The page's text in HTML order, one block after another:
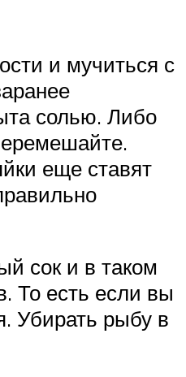
и мучиться с
солью. Либо
еще ставят
сок и в таком
То есть если вы
Убирать рыбу в